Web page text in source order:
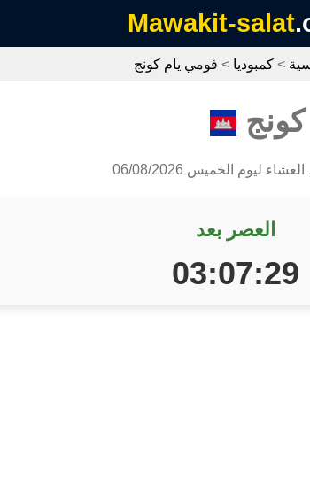
Mawakit-salat
> كمبوديا > فومي يام كونج
ليوم الخميس 06/08/2026
العصر بعد
03:07:29